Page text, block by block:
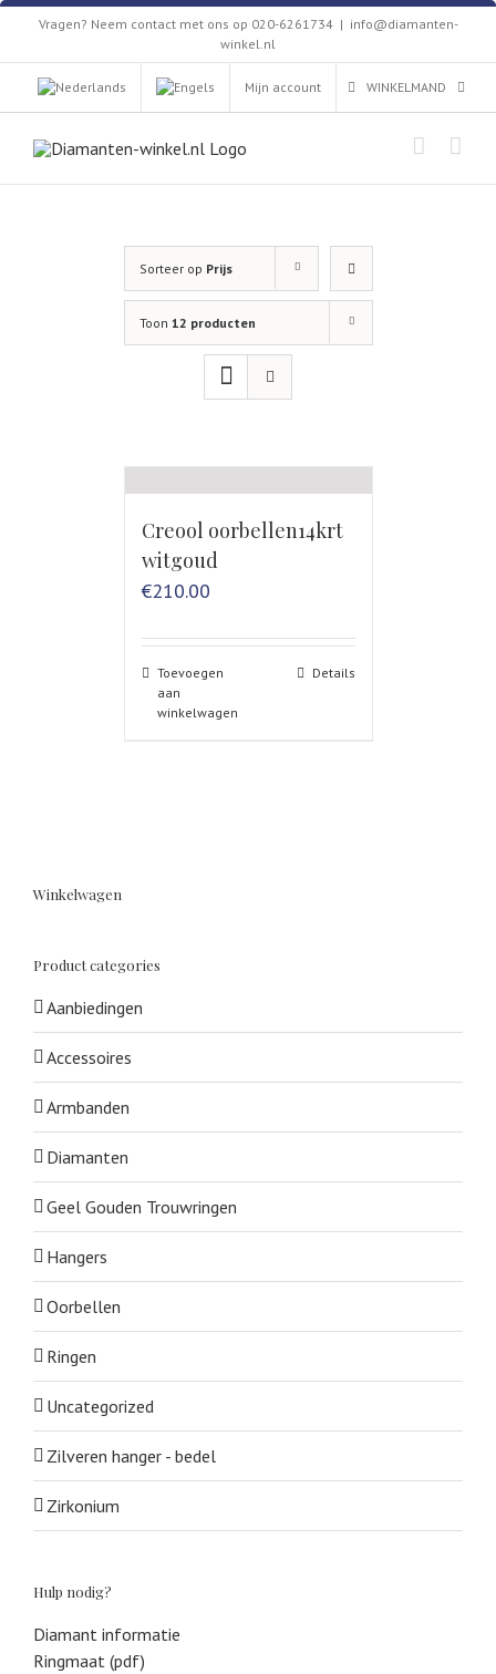
Skip
content
Vragen? Neem contact met ons op 020-6261734 | info@diamanten-
winkel.nl
Mijn account WINKELMAND
Sorteer op Prijs
Toon 12 producten
Creool oorbellen14krt
witgoud
€210.00
Toevoegen
aan
winkelwagen
Details
Winkelwagen
Product categories
Aanbiedingen
Accessoires
Armbanden
Diamanten
Geel Gouden Trouwringen
Hangers
Oorbellen
Ringen
Uncategorized
Zilveren hanger - bedel
Zirkonium
Hulp nodig?
Diamant informatie
Ringmaat (pdf)